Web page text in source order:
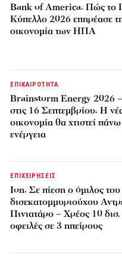
Bank of America: Πώς το
Κύπελλο 2026 επηρέασε
οικονομία των ΗΠΑ
ΕΠΙΚΑΙΡΟΤΗΤΑ
Brainstorm Energy 2026 –
στις 16 Σεπτεμβρίου: Η
οικονομία θα χτιστεί
ενέργεια
ΕΠΙΧΕΙΡΗΣΕΙΣ
Ion: Σε πίεση ο όμιλος του
δισεκατομμυριούχου
Πινιατάρο – Χρέος 10
οφειλές σε 3 ηπείρους